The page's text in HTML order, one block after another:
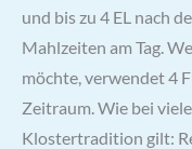
und bis zu 4 EL nach
Mahlzeiten am Tag.
möchte, verwendet 4
Zeitraum. Wie bei
Klostertradition gilt: